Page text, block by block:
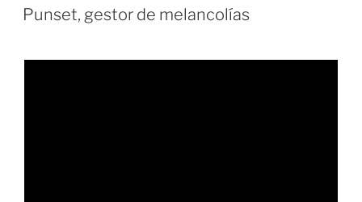
EL
Punset, gestor de melancolías